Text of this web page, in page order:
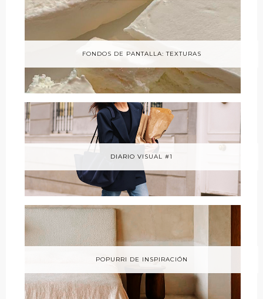
FONDOS DE PANTALLA: TEXTURAS
DIARIO VISUAL #1
POPURRI DE INSPIRACIÓN